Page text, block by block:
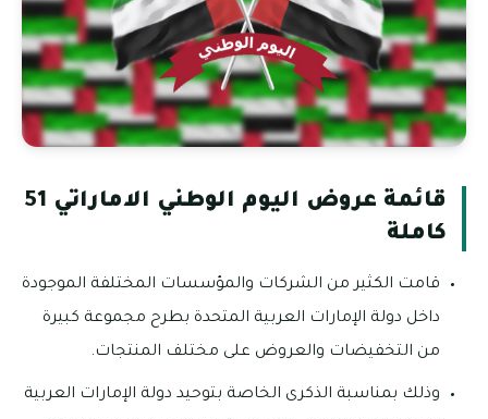
قائمة عروض اليوم الوطني الاماراتي 51
كاملة
قامت الكثير من الشركات والمؤسسات المختلفة الموجودة
داخل دولة الإمارات العربية المتحدة بطرح مجموعة كبيرة
من التخفيضات والعروض على مختلف المنتجات.
وذلك بمناسبة الذكرى الخاصة بتوحيد دولة الإمارات العربية